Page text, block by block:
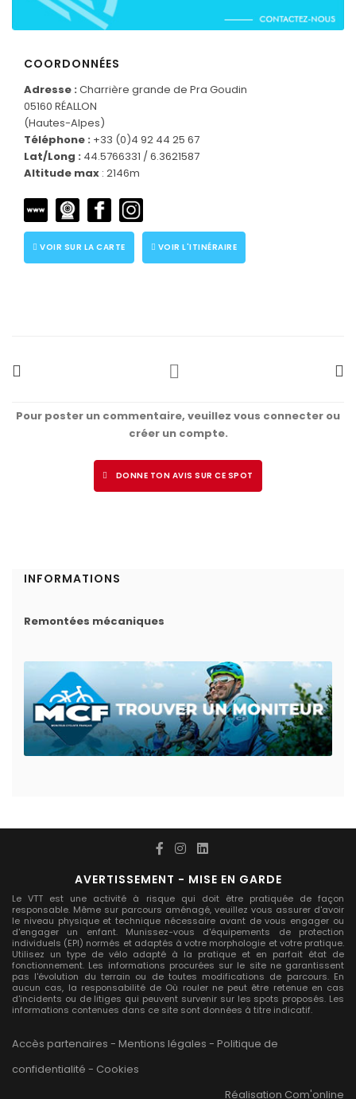
COORDONNÉES
Adresse : Charrière grande de Pra Goudin
05160 RÉALLON
(Hautes-Alpes)
Téléphone : +33 (0)4 92 44 25 67
Lat/Long : 44.5766331 / 6.3621587
Altitude max : 2146m
VOIR SUR LA CARTE VOIR L'ITINÉRAIRE
Pour poster un commentaire, veuillez vous connecter ou
créer un compte.
DONNE TON AVIS SUR CE SPOT
INFORMATIONS
Remontées mécaniques
AVERTISSEMENT - MISE EN GARDE
Le VTT est une activité à risque qui doit être pratiquée de façon
responsable. Même sur parcours aménagé, veuillez vous assurer d'avoir
le niveau physique et technique nécessaire avant de vous engager ou
d'engager un enfant. Munissez-vous d'équipements de protection
individuels (EPI) normés et adaptés à votre morphologie et votre pratique.
Utilisez un type de vélo adapté à la pratique et en parfait état de
fonctionnement. Les informations procurées sur le site ne garantissent
pas l'évolution du terrain ou de toutes modifications de parcours. En
aucun cas, la responsabilité de Où rouler ne peut être retenue en cas
d'incidents ou de litiges qui peuvent survenir sur les spots proposés. Les
informations contenues dans ce site sont données à titre indicatif.
Accès partenaires - Mentions légales - Politique de
confidentialité - Cookies
Réalisation Com'online